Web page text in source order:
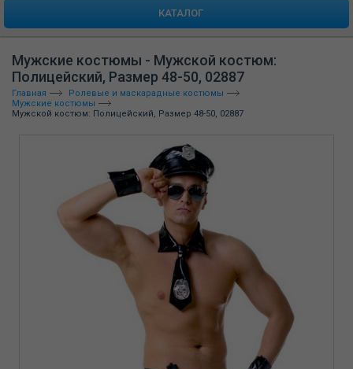
КАТАЛОГ
Мужские костюмы - Мужской костюм:
Полицейский, Размер 48-50, 02887
Главная
Ролевые и маскарадные костюмы
Мужские костюмы
Мужской костюм: Полицейский, Размер 48-50, 02887